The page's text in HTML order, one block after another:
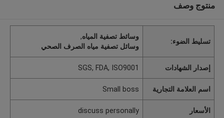
منتوج وصف
تسليط الضوء:
وسائط تصفية المياه,
وسائل تصفية مياه الصرف الصحي
إصدار الشهادات SGS, FDA, ISO9001
اسم العلامة التجارية Small boss
الأسعار discuss personally